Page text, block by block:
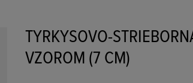
TYRKYSOVO-
VZOROM (7 CM)